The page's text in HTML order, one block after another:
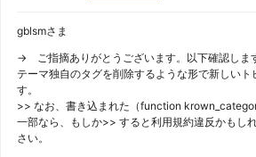
gblsmさま
→ ご指摘ありがとうございます。以下確認しま
テーマ独自のタグを削除するような形で新しいト
す。
>> なお、書き込まれた（function
一部なら、もしか>> すると利用規約違反かもし
さい。